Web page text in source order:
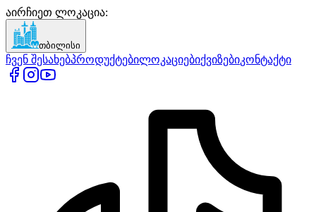
აირჩიეთ ლოკაცია:
თბილისი
ჩვენ შესახებპროდუქტებილოკაციებიქვიზებიკონტაქტი